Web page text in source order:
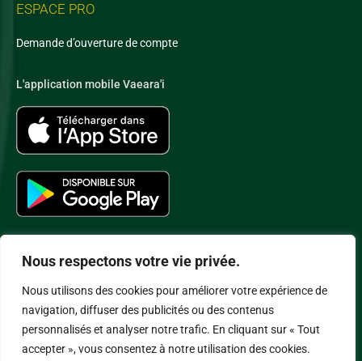
Nous respectons votre vie privée.
Nous utilisons des cookies pour améliorer votre expérience de
navigation, diffuser des publicités ou des contenus
personnalisés et analyser notre trafic. En cliquant sur « Tout
accepter », vous consentez à notre utilisation des cookies.
ESPACE PRO
Demande d’ouverture de compte
L'application mobile Vaeara'i
Conditions Générales de Vente –Politique de Confidentialité–
Politique Cookies
Mentions légales